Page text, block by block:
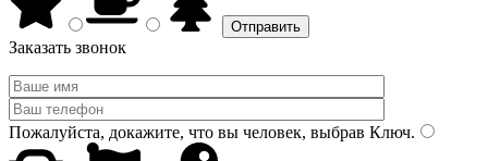
Заказать звонок
Пожалуйста, докажите, что вы человек, выбрав Ключ.